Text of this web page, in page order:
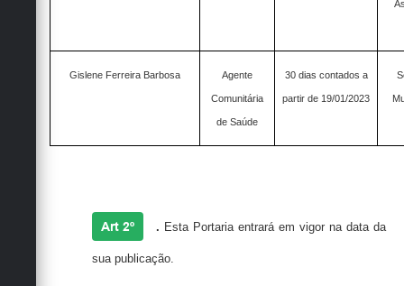
Gislene Ferreira Barbosa Agente
Comunitária
de Saúde
30 dias contados a
partir de 19/01/2023
Art 2º . Esta Portaria entrará em vigor na data da
sua publicação.